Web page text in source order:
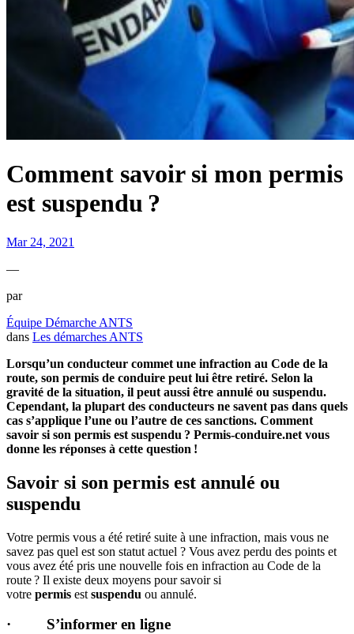
Comment savoir si mon permis
est suspendu ?
Mar 24, 2021
—
par
Équipe Démarche ANTS
dans Les démarches ANTS
Lorsqu’un conducteur commet une infraction au Code de la
route, son permis de conduire peut lui être retiré. Selon la
gravité de la situation, il peut aussi être annulé ou suspendu.
Cependant, la plupart des conducteurs ne savent pas dans quels
cas s’applique l’une ou l’autre de ces sanctions. Comment
savoir si son permis est suspendu ? Permis-conduire.net vous
donne les réponses à cette question !
Savoir si son permis est annulé ou
suspendu
Votre permis vous a été retiré suite à une infraction, mais vous ne
savez pas quel est son statut actuel ? Vous avez perdu des points et
vous avez été pris une nouvelle fois en infraction au Code de la
route ? Il existe deux moyens pour savoir si
votre permis est suspendu ou annulé.
· S’informer en ligne